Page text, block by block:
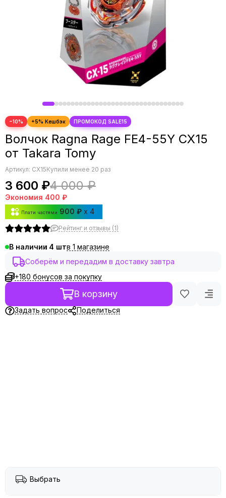
−10%
Волчок Ragna Rage FE4-55Y CX15
от Takara Tomy
Артикул: CX15Купили менее 20 раз
3 600 ₽4 000 ₽
Экономия 400 ₽
Плати частями 900 ₽ x 4
Рейтинг и отзывы (1)
В наличии 4
в 1 магазине
Соберём и передадим в доставку завтра
+180 бонусов за покупку
В корзину
Задать вопрос Поделиться
Выбрать